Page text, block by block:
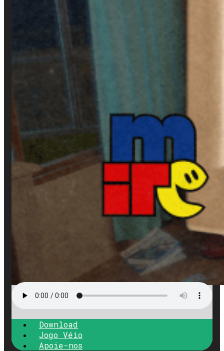
Download
Jogo Véio
Apoie-nos